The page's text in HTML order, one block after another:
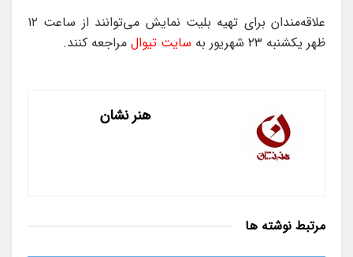
علاقه‌مندان برای تهیه بلیت نمایش می‌توانند از ساعت ۱۲
ظهر یکشنبه ۲۳ شهریور به
سایت تیوال مراجعه کنند.
هنر نشان
مرتبط نوشته ها